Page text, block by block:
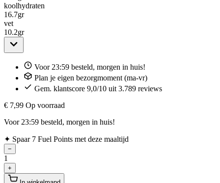
koolhydraten
16.7gr
vet
10.2gr
Voor 23:59 besteld, morgen in huis!
Plan je eigen bezorgmoment (ma-vr)
Gem. klantscore 9,0/10 uit 3.789 reviews
€ 7,99 Op voorraad
Voor 23:59 besteld, morgen in huis!
✦ Spaar 7 Fuel Points met deze maaltijd
−
1
+